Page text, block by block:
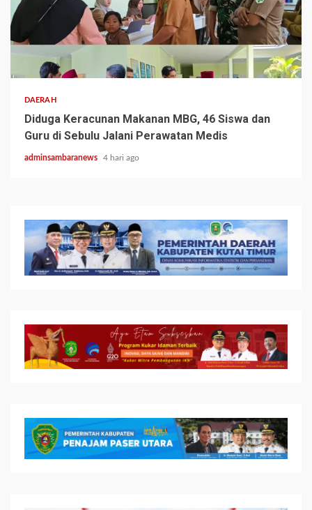
2 min read
DAERAH
Diduga Keracunan Makanan MBG, 46 Siswa dan
Guru di Sebulu Jalani Perawatan Medis
adminsambaranews 4 hari ago